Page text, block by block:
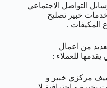
التواصل الاجتماعي
خبير تصليح
المكيفات .
من اعمال
يقدمها للعملاء :
مركزي خبير و